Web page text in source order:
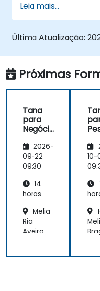
dinâmica do
Configurar
gerenciamento
recursos do Tana.
Aproveitar as
filtragem para
rapidamente.
Integrar o Tana
trabalho
produtividade.
Leia mais...
Última Atualização:
Próximas
Tana
para
Negóci
Colabo
ração
em
2026-
09-22
09:30
14
horas
Melia
Ria
Aveiro
e
es
10-